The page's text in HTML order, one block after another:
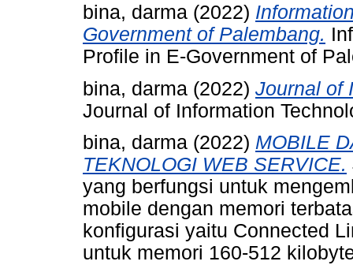
bina, darma (2022)
Government of Palembang.
Profile in E-Government of
bina, darma (2022) Journal of
Journal of Information
bina, darma (2022) MOBILE
TEKNOLOGI WEB SERVICE.
yang berfungsi untuk
mobile dengan memori
konfigurasi yaitu Connected
untuk memori 160-512